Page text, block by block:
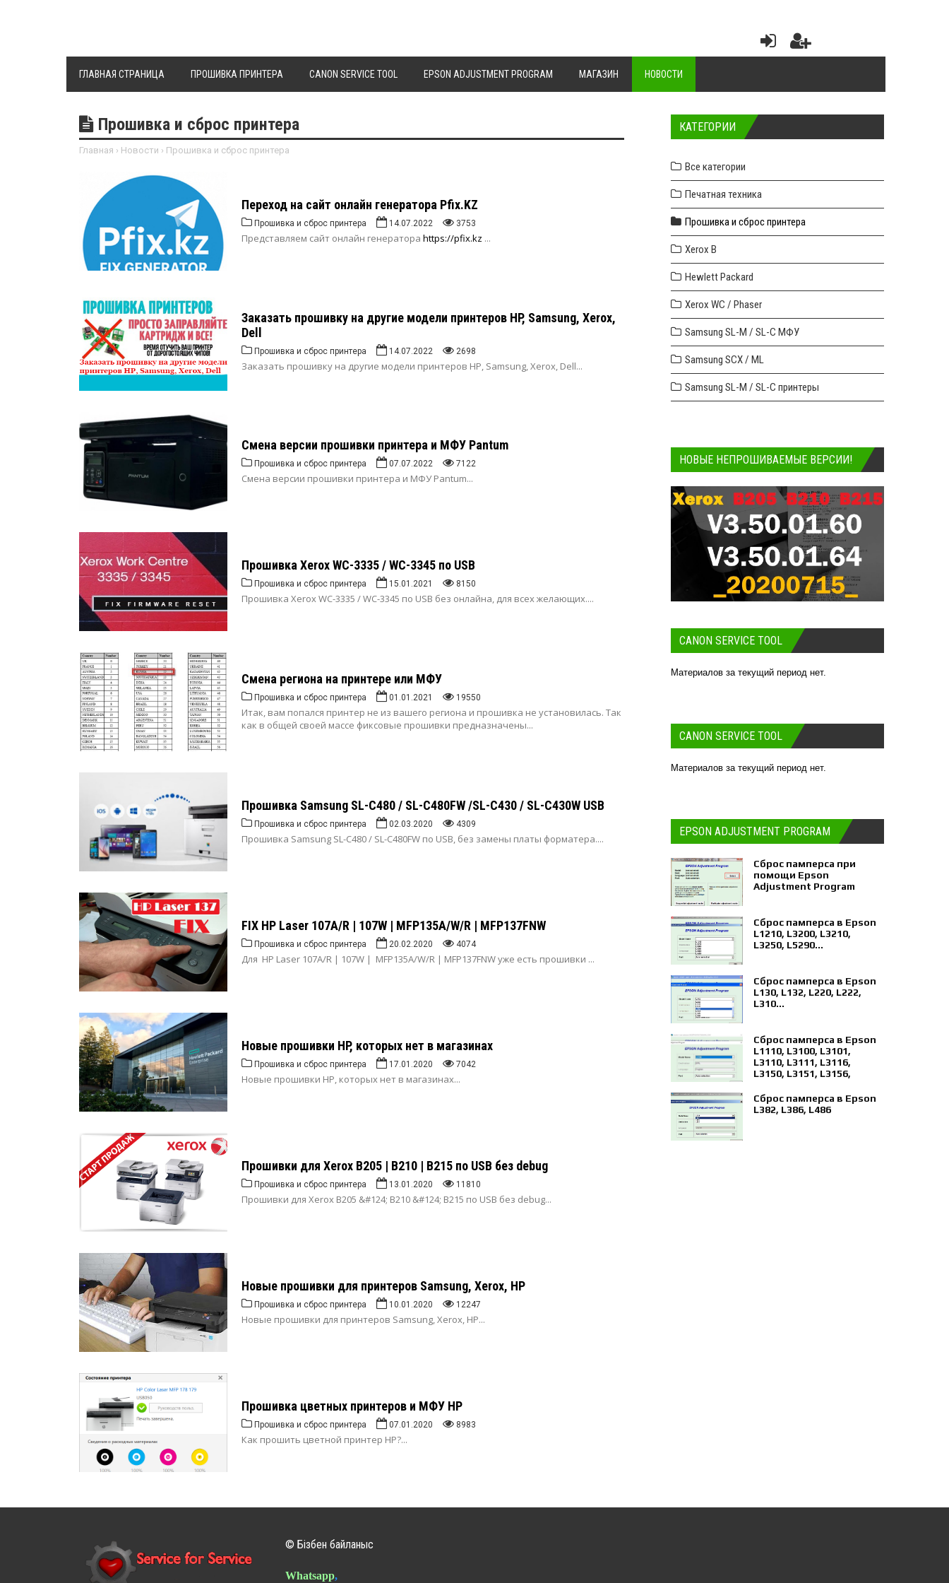
ГЛАВНАЯ СТРАНИЦА ПРОШИВКА ПРИНТЕРА CANON SERVICE TOOL EPSON ADJUSTMENT PROGRAM МАГАЗИН НОВОСТИ
Прошивка и сброс принтера
Главная › Новости › Прошивка и сброс принтера
Переход на сайт онлайн генератора Pfix.KZ
Прошивка и сброс принтера 14.07.2022 3753
Представляем сайт онлайн генератора https://pfix.kz ...
Заказать прошивку на другие модели принтеров HP, Samsung, Xerox,
Dell
Прошивка и сброс принтера 14.07.2022 2698
Заказать прошивку на другие модели принтеров HP, Samsung, Xerox, Dell...
Смена версии прошивки принтера и МФУ Pantum
Прошивка и сброс принтера 07.07.2022 7122
Смена версии прошивки принтера и МФУ Pantum...
Прошивка Xerox WC-3335 / WC-3345 по USB
Прошивка и сброс принтера 15.01.2021 8150
Прошивка Xerox WC-3335 / WC-3345 по USB без онлайна, для всех желающих....
Смена региона на принтере или МФУ
Прошивка и сброс принтера 01.01.2021 19550
Итак, вам попался принтер не из вашего региона и прошивка не установилась. Так
как в общей своей массе фиксовые прошивки предназначены...
Прошивка Samsung SL-C480 / SL-C480FW /SL-C430 / SL-C430W USB
Прошивка и сброс принтера 02.03.2020 4309
Прошивка Samsung SL-C480 / SL-C480FW по USB, без замены платы форматера....
FIX HP Laser 107A/R | 107W | MFP135A/W/R | MFP137FNW
Прошивка и сброс принтера 20.02.2020 4074
Для HP Laser 107A/R | 107W | MFP135A/W/R | MFP137FNW уже есть прошивки ...
Новые прошивки HP, которых нет в магазинах
Прошивка и сброс принтера 17.01.2020 7042
Новые прошивки HP, которых нет в магазинах...
Прошивки для Xerox B205 | B210 | B215 по USB без debug
Прошивка и сброс принтера 13.01.2020 11810
Прошивки для Xerox B205 &#124; B210 &#124; B215 по USB без debug...
Новые прошивки для принтеров Samsung, Xerox, HP
Прошивка и сброс принтера 10.01.2020 12247
Новые прошивки для принтеров Samsung, Xerox, HP...
Прошивка цветных принтеров и МФУ HP
Прошивка и сброс принтера 07.01.2020 8983
Как прошить цветной принтер HP?...
КАТЕГОРИИ
Все категории
Печатная техника
Прошивка и сброс принтера
Xerox B
Hewlett Packard
Xerox WC / Phaser
Samsung SL-M / SL-C МФУ
Samsung SCX / ML
Samsung SL-M / SL-C принтеры
НОВЫЕ НЕПРОШИВАЕМЫЕ ВЕРСИИ!
CANON SERVICE TOOL
Материалов за текущий период нет.
CANON SERVICE TOOL
Материалов за текущий период нет.
EPSON ADJUSTMENT PROGRAM
Сброс памперса при
помощи Epson
Adjustment Program
Сброс памперса в Epson
L1210, L3200, L3210,
L3250, L5290...
Сброс памперса в Epson
L130, L132, L220, L222,
L310...
Сброс памперса в Epson
L1110, L3100, L3101,
L3110, L3111, L3116,
L3150, L3151, L3156,
Сброс памперса в Epson
L382, L386, L486
© Бізбен байланыс
Whatsapp,